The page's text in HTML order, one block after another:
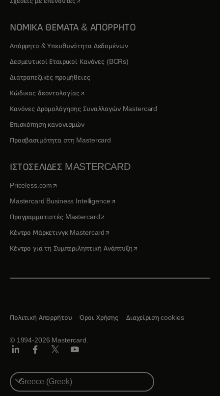
ΝΟΜΙΚΑ ΘΕΜΑΤΑ & ΑΠΟΡΡΗΤΟ
Απόρρητο & Υπευθυνότητα Δεδομένων
Δεσμευτικοί Εταιρικοί Κανόνες (BCRs)
Διατραπεζικές προμήθειες
Κώδικας δεοντολογίαςopens in a new tab
Κανόνες Δρομολόγησης Συναλλαγών Mastercard
Επισκόπηση κανονισμών
Προσβασιμότητα στη Mastercard
ΙΣΤΟΣΕΛΙΔΕΣ MASTERCARD
Priceless.comopens in a new tab
Mastercard Business Intelligenceopens in a new tab
Προγραμματιστές Mastercardopens in a new tab
Κέντρο Μάρκετινγκ Mastercardopens in a new tab
Κέντρο για τη Συμπεριληπτική Ανάπτυξηopens in a new tab
© 1994-2026 Mastercard.
Πολιτική Απορρήτου Όροι Χρήσης Διαχείριση cookies
Select
a
country